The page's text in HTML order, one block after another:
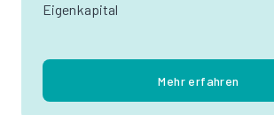
Eigenkapital
Mehr erfahren